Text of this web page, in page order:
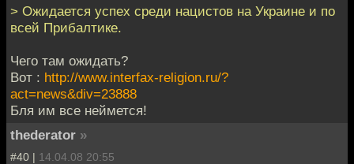
> Ожидается успех среди нацистов на Украине и по
всей Прибалтике.
Чего там ожидать?
Вот : http://www.interfax-religion.ru/?
act=news&div=23888
Бля им все неймется!
thederator »
#40 | 14.04.08 20:55